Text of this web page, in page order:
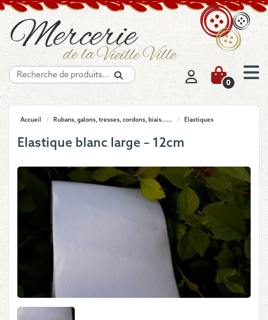
Recherche
0
Accueil / Rubans, galons, tresses, cordons, biais...... / Elastiques
Elastique blanc large – 12cm